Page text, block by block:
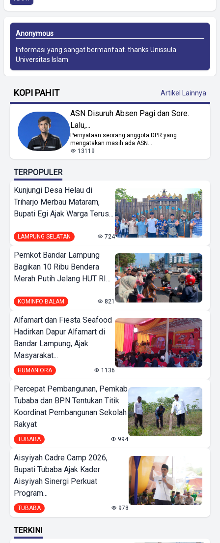
Anonymous
Informasi yang sangat bermanfaat. thanks Unissula
Universitas Islam
KOPI PAHIT Artikel Lainnya
ASN Disuruh Absen Pagi dan Sore.
Lalu,...
Pernyataan seorang anggota DPR yang
mengatakan masih ada ASN...
13119
TERPOPULER
Kunjungi Desa Helau di
Triharjo Merbau Mataram,
Bupati Egi Ajak Warga Terus...
LAMPUNG SELATAN 724
Pemkot Bandar Lampung
Bagikan 10 Ribu Bendera
Merah Putih Jelang HUT RI...
KOMINFO BALAM 821
Alfamart dan Fiesta Seafood
Hadirkan Dapur Alfamart di
Bandar Lampung, Ajak
Masyarakat...
HUMANIORA 1136
Percepat Pembangunan, Pemkab
Tubaba dan BPN Tentukan Titik
Koordinat Pembangunan Sekolah
Rakyat
TUBABA 994
Aisyiyah Cadre Camp 2026,
Bupati Tubaba Ajak Kader
Aisyiyah Sinergi Perkuat
Program...
TUBABA 978
TERKINI